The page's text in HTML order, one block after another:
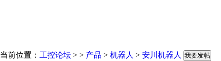
当前位置： 工控论坛 > > 产品 > 机器人 > 安川机器人 我要发帖